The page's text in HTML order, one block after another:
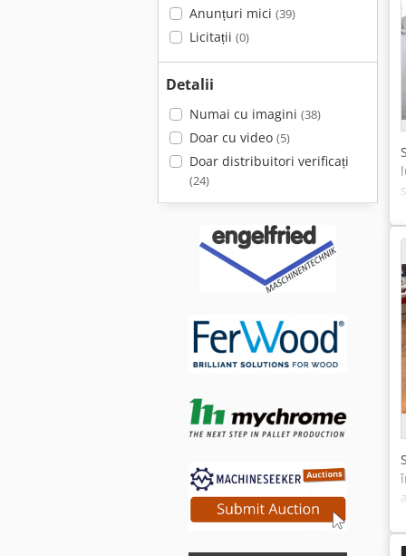
Anunțuri mici (39)
Licitații (0)
Detalii
Numai cu imagini (38)
Doar cu video (5)
Doar distribuitori verificați
(24)